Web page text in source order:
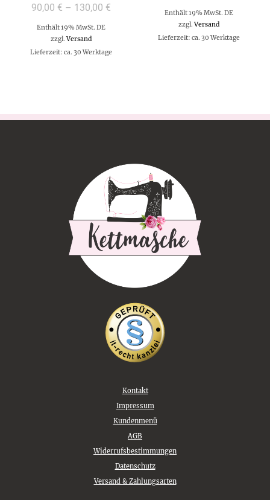
90,00 € – 130,00 €
Enthält 19% MwSt. DE
zzgl.Versand
Lieferzeit: ca. 30 Werktage
Enthält 19% MwSt. DE
zzgl.Versand
Lieferzeit: ca. 30 Werktage
Kontakt
Impressum
Kundenmenü
AGB
Widerrufsbestimmungen
Datenschutz
Versand & Zahlungsarten